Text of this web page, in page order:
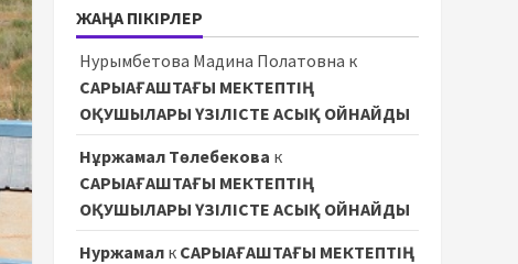
ЖАҢА ПІКІРЛЕР
Нурымбетова Мадина Полатовна к
САРЫАҒАШТАҒЫ МЕКТЕПТІҢ
ОҚУШЫЛАРЫ ҮЗІЛІСТЕ АСЫҚ ОЙНАЙДЫ
Нұржамал Төлебекова к
САРЫАҒАШТАҒЫ МЕКТЕПТІҢ
ОҚУШЫЛАРЫ ҮЗІЛІСТЕ АСЫҚ ОЙНАЙДЫ
Нуржамалк САРЫАҒАШТАҒЫ МЕКТЕПТІҢ